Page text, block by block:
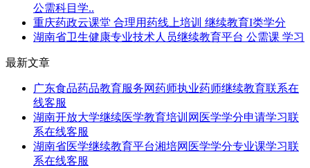
公需科目学..
重庆药政云课堂 合理用药线上培训 继续教育I类学分
湖南省卫生健康专业技术人员继续教育平台 公需课 学习
最新文章
广东食品药品教育服务网药师执业药师继续教育联系在
线客服
湖南开放大学继续医学教育培训网医学学分申请学习联
系在线客服
湖南省医学继续教育平台湘培网医学学分专业课学习联
系在线客服